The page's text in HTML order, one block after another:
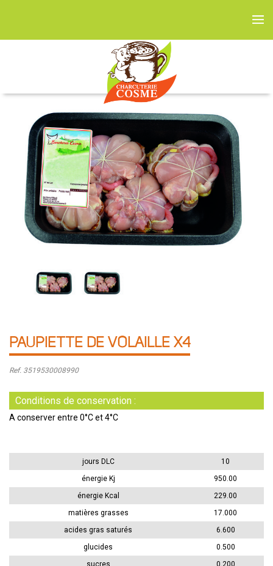
PAUPIETTE DE VOLAILLE X4
Ref. 3519530008990
Conditions de conservation :
A conserver entre 0°C et 4°C
jours DLC
10
énergie Kj
950.00
énergie Kcal
229.00
matières grasses
17.000
acides gras saturés
6.600
glucides
0.500
sucres
0.200